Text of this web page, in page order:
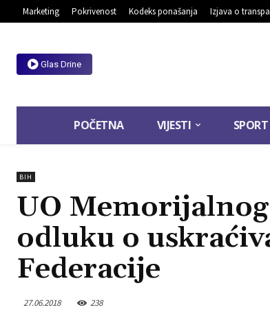
Marketing Pokrivenost Kodeks ponašanja Izjava o
Glas Drine
POČETNA VIJESTI SPORT
BIH
UO
odluku o
Federacije
27.06.2018 238